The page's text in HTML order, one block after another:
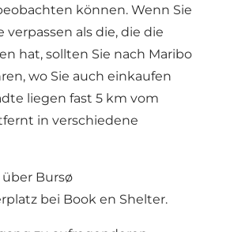
können. Wenn Sie
verpassen als die, die die
hat, sollten Sie nach Maribo
wo Sie auch einkaufen
liegen fast 5 km vom
in verschiedene
über Bursø
bei Book en Shelter.